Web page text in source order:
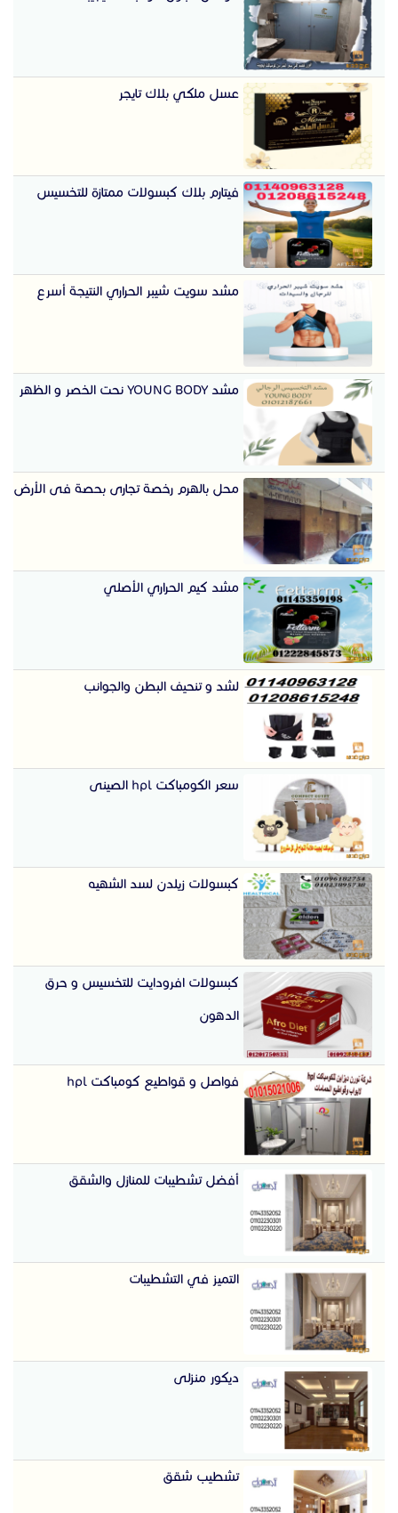
عسل ملكي بلاك تايجر
فيتارم بلاك كبسولات ممتازة للتخسيس
مشد سويت شيبر الحراري النتيجة أسرع
مشد YOUNG BODY نحت الخصر و الظهر
محل بالهرم رخصة تجارى بحصة فى الأرض
مشد كيم الحراري الأصلي
لشد و تنحيف البطن والجوانب
سعر الكومباكت hpl الصينى
كبسولات زيلدن لسد الشهيه
كبسولات افرودايت للتخسيس و حرق
الدهون
فواصل و قواطيع كومباكت hpl
أفضل تشطيبات للمنازل والشقق
التميز في التشطيبات
ديكور منزلى
تشطيب شقق